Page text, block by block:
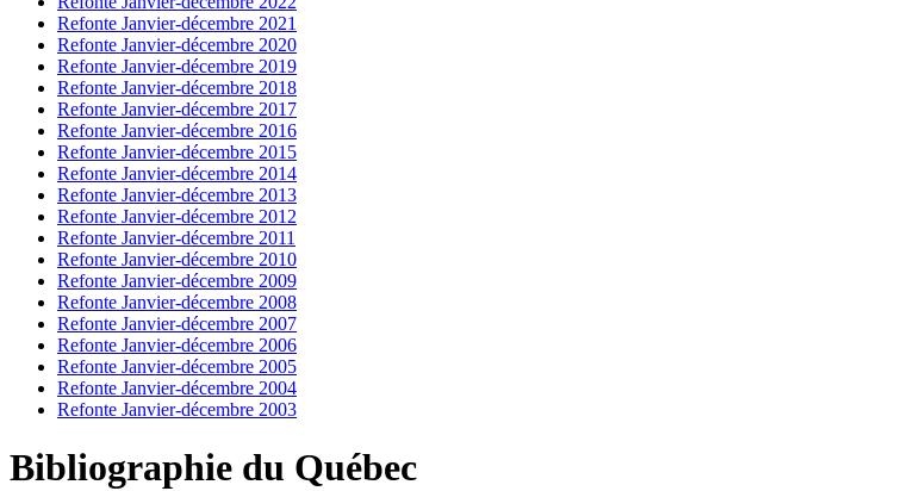
Refonte Janvier-décembre 2021
Refonte Janvier-décembre 2020
Refonte Janvier-décembre 2019
Refonte Janvier-décembre 2018
Refonte Janvier-décembre 2017
Refonte Janvier-décembre 2016
Refonte Janvier-décembre 2015
Refonte Janvier-décembre 2014
Refonte Janvier-décembre 2013
Refonte Janvier-décembre 2012
Refonte Janvier-décembre 2011
Refonte Janvier-décembre 2010
Refonte Janvier-décembre 2009
Refonte Janvier-décembre 2008
Refonte Janvier-décembre 2007
Refonte Janvier-décembre 2006
Refonte Janvier-décembre 2005
Refonte Janvier-décembre 2004
Refonte Janvier-décembre 2003
Bibliographie du Québec